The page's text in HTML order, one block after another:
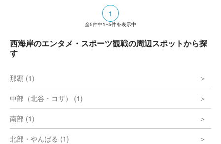
1
全5件中1~5件を表示中
西海岸のエンタメ・スポーツ観戦の周辺スポットから探
す
那覇 (1)
中部（北谷・コザ） (1)
南部 (1)
北部・やんばる (1)